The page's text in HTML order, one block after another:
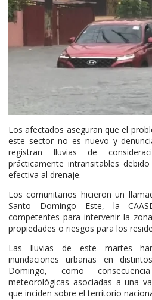
Los afectados aseguran que el
este sector no es nuevo y
registran lluvias de
prácticamente intransitables
efectiva al drenaje.
Los comunitarios hicieron un
Santo Domingo Este, la
competentes para intervenir la
propiedades o riesgos para los
Las lluvias de este martes
inundaciones urbanas en
Domingo, como
meteorológicas asociadas a una
que inciden sobre el territorio